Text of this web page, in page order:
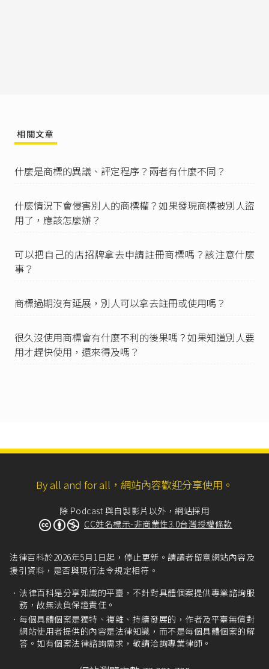
狀、動態、全像圖、聲音等，或其聯合式所組
成。」
商標法第80條 ：「
I 證明標章，指證明標章權人用以證明他人商品或
地或其他事項，並藉以與未經證明之商品或服務
相區別之標識。
II 前項用以證明產地者，該地理區域之商品或服務
申請人得以含有該地理名稱或足以指示該地理區
生產力及產品品質，並建立各該產業別標示其產
期間及應遵行事項等，由主管機關會商各該中央
目的事業主管機關後定之，必要時得免除證明標
團體，為指示其會員所提供之商品或服務，並藉
標識。
產地者，該地理區域之商品或服務應具有特定品
質、聲譽或其他特性，團體商標之申請人得以含
有該地理名稱或足以指示該地理區域之標識申請
相關文章
什麼是商標的異議、評定程序？兩者有什麼不同？
什麼情況下會侵害別人的商標權？如果發現商標被別人盜
用了，應該怎麼辦？
可以把自己的店招牌拿去申請註冊商標嗎？該注意什麼
事？
商標過期沒有延展，別人可以拿去註冊或使用嗎？
很久沒使用商標會有什麼不利的後果嗎？如果知道別人要
用才趕快使用，還來得及嗎？
By all and for all，網站內容歡迎分享使用。
除 Podcast 與自製影片以外，網站採用
CC姓名標示-非商業性3.0台灣授權條款
法律百科於2026年5月1日起，停止更新。請讀者留意網站內容及
援引資料，是否與現行法令規定相符。
法律百科是分享知識的平臺，不針對具體個案提供專業諮詢服
務，故無法負保證責任。
每個具體個案是獨特、複雜、持續發展的，作者及平臺無償對
網站使用者提供的內容是法律知識，而不是每個具體個案的解
答。如有個案法律諮詢需求，敬請洽詢專業律師。